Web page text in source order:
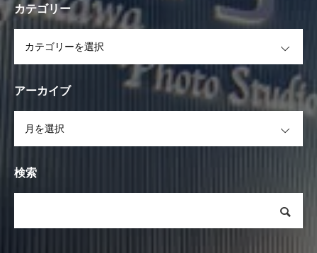
カテゴリー
アーカイブ
検索